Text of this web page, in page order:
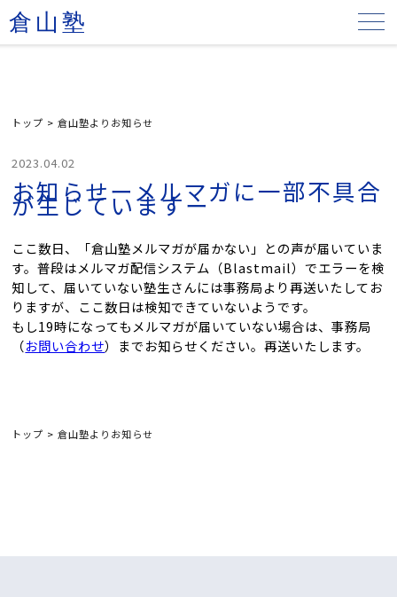
倉山塾
トップ >倉山塾よりお知らせ
2023.04.02
お知らせーメルマガに一部不具合
が生じていますー
ここ数日、「倉山塾メルマガが届かない」との声が届いていま
す。普段はメルマガ配信システム（Blastmail）でエラーを検
知して、届いていない塾生さんには事務局より再送いたしてお
りますが、ここ数日は検知できていないようです。
もし19時になってもメルマガが届いていない場合は、事務局
（お問い合わせ）までお知らせください。再送いたします。
トップ >倉山塾よりお知らせ